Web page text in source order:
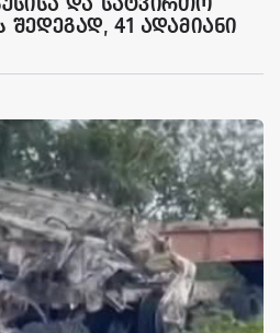
შედეგად, 41 ადამიანი